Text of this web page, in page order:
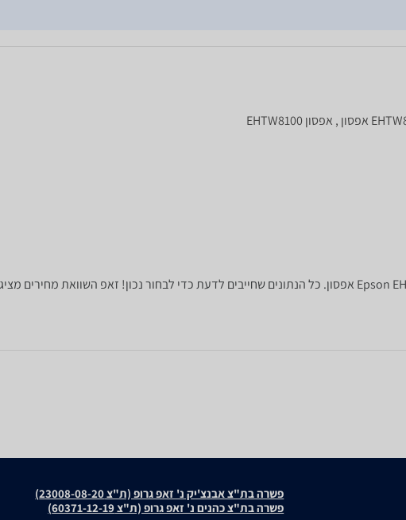
פשרה בת"צ אבנצ'יק נ' זאפ גרופ (ת"צ 23008-08-20)
פשרה בת"צ כהנים נ' זאפ גרופ (ת"צ 60371-12-19)